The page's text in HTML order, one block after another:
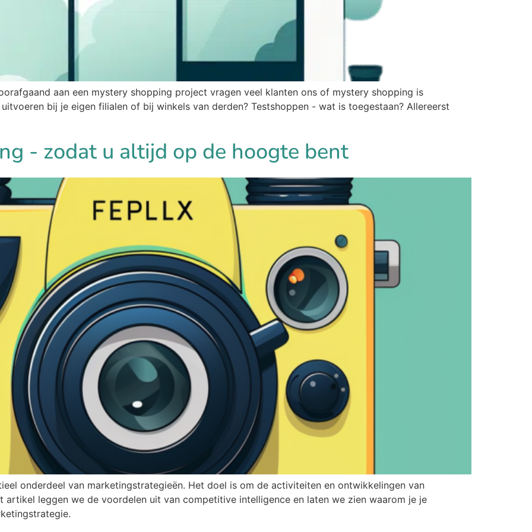
aan een mystery shopping project vragen veel klanten ons of mystery shopping is
bij je eigen filialen of bij winkels van derden? Testshoppen - wat is toegestaan? Allereerst
- zodat u altijd op de hoogte bent
onderdeel van marketingstrategieën. Het doel is om de activiteiten en ontwikkelingen van
artikel leggen we de voordelen uit van competitive intelligence en laten we zien waarom je je